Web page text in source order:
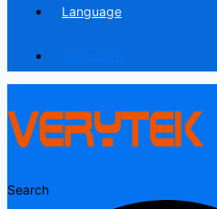
Language
Search